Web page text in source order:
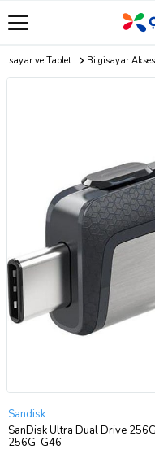
ve Tablet Bilgisayar
Sandisk
SanDisk Ultra Dual Drive
256G-G46